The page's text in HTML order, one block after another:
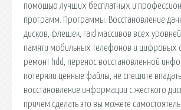
помощью лучших бесплатных и
программ. Программы. Восстановление
дисков, флешек, raid массивов всех
памяти мобильных телефонов и цифровых
ремонт hdd, перенос восстановленной
потеряли ценные файлы, не спешите
восстановление информации с жесткого
причем сделать это вы можете